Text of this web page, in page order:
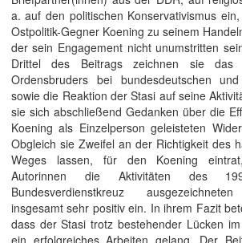
a. auf den politischen Konservativismus
Ostpolitik-Gegner Koening zu seinem
der sein Engagement nicht unumstritten
Drittel des Beitrags zeichnen sie das
Ordensbruders bei bundesdeutschen und
sowie die Reaktion der Stasi auf seine
sie sich abschließend Gedanken über die
Koening als Einzelperson geleisteten
Obgleich sie Zweifel an der Richtigkeit des
Weges lassen, für den Koening
Autorinnen die Aktivitäten des
Bundesverdienstkreuz
insgesamt sehr positiv ein. In ihrem Fazit
dass der Stasi trotz bestehender Lücken
ein erfolgreiches Arbeiten gelang. Der